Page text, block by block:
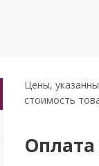
Цены,
стоимость